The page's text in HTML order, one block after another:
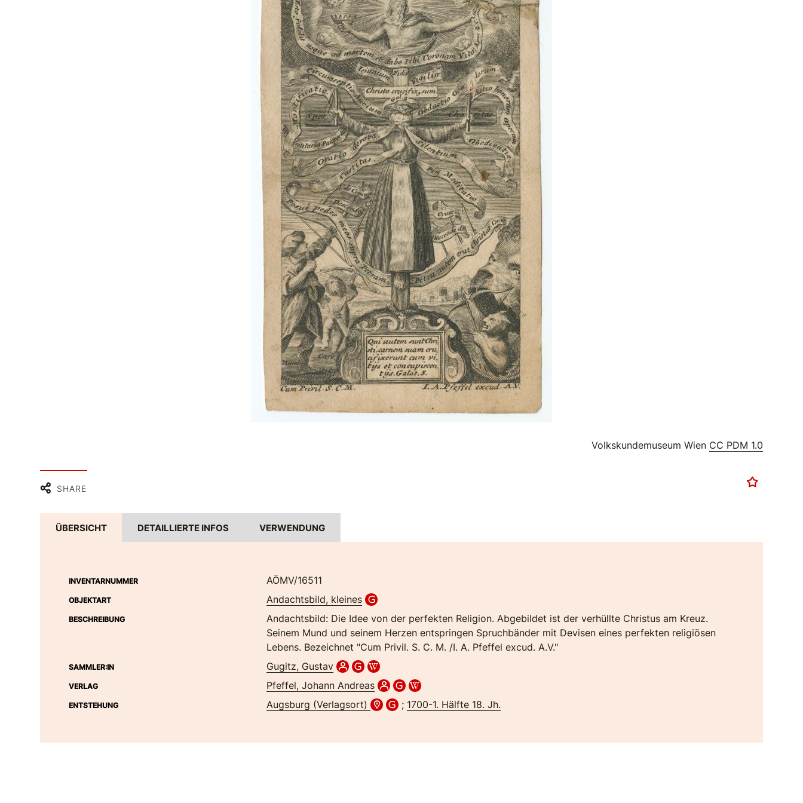
Volkskundemuseum Wien CC PDM 1.0
SHARE
ÜBERSICHT DETAILLIERTE INFOS VERWENDUNG
INVENTARNUMMER AÖMV/16511
OBJEKTART Andachtsbild, kleines
BESCHREIBUNG
Andachtsbild: Die Idee von der perfekten Religion. Abgebildet ist der verhüllte Christus am Kreuz.
Seinem Mund und seinem Herzen entspringen Spruchbänder mit Devisen eines perfekten religiösen
Lebens. Bezeichnet "Cum Privil. S. C. M. /I. A. Pfeffel excud. A.V."
SAMMLER:IN Gugitz, Gustav
VERLAG Pfeffel, Johann Andreas
ENTSTEHUNG Augsburg (Verlagsort) ; 1700-1. Hälfte 18. Jh.